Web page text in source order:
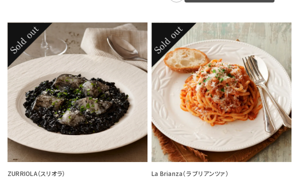
ZURRIOLA（スリオラ） La Brianza（ラ ブリアンツァ）